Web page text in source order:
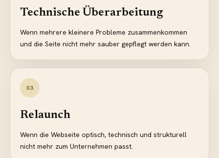
Technische Überarbeitung
Wenn mehrere kleinere Probleme zusammenkommen
und die Seite nicht mehr sauber gepflegt werden kann.
03
Relaunch
Wenn die Webseite optisch, technisch und strukturell
nicht mehr zum Unternehmen passt.